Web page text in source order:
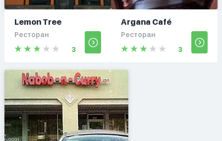
Lemon Tree
Ресторан
3
Argana Café
Ресторан
3